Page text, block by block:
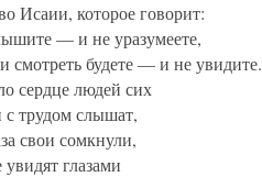
Исаии, которое говорит:
— и не уразумеете,
смотреть будете — и не увидите.
сердце людей сих
трудом слышат,
свои сомкнули,
увидят глазами